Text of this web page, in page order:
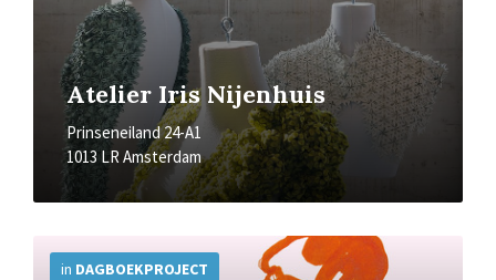
Atelier Iris Nijenhuis
Prinseneiland 24-A1
1013 LR Amsterdam
in DAGBOEKPROJECT
Info